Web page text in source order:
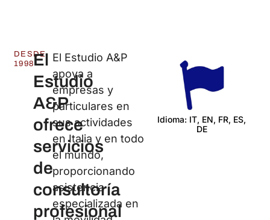
DESDE
1998El
Estudio
A&P
ofrece
servicios
de
El Estudio A&P
apoya a
empresas y
particulares en
sus actividades
en Italia y en todo
el mundo,
proporcionando